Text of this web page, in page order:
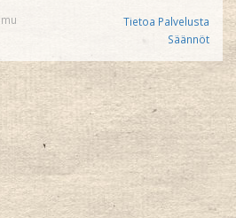
Tietoa Palvelusta
Säännöt